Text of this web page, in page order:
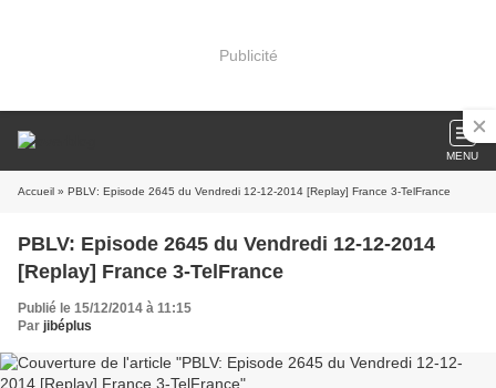
Publicité
MENU
Accueil » PBLV: Episode 2645 du Vendredi 12-12-2014 [Replay] France 3-TelFrance
PBLV: Episode 2645 du Vendredi 12-12-2014
[Replay] France 3-TelFrance
Publié le 15/12/2014 à 11:15
Par jibéplus